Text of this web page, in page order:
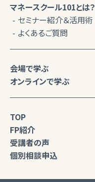
マネースクール101とは？
セミナー紹介＆活用術
よくあるご質問
会場で学ぶ
オンラインで学ぶ
TOP
FP紹介
受講者の声
個別相談申込